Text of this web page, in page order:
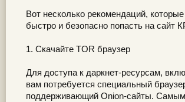
Вот несколько рекомендаций,
быстро и безопасно попасть на сайт
1. Скачайте TOR браузер
Для доступа к даркнет-ресурсам,
вам потребуется специальный
поддерживающий Onion-сайты. Самым